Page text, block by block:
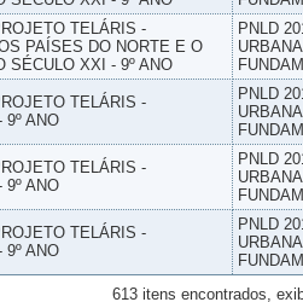
TELÁRIS -
PAÍSES DO NORTE E O
SÉCULO XXI - 9º ANO
PNLD
TELÁRIS -
9º ANO
PNLD
TELÁRIS -
9º ANO
PNLD
TELÁRIS -
9º ANO
PNLD
613 itens encontrados,